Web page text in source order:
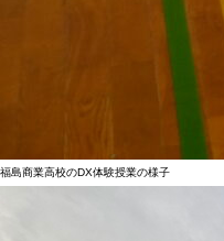
福島商業高校のDX体験授業の様子